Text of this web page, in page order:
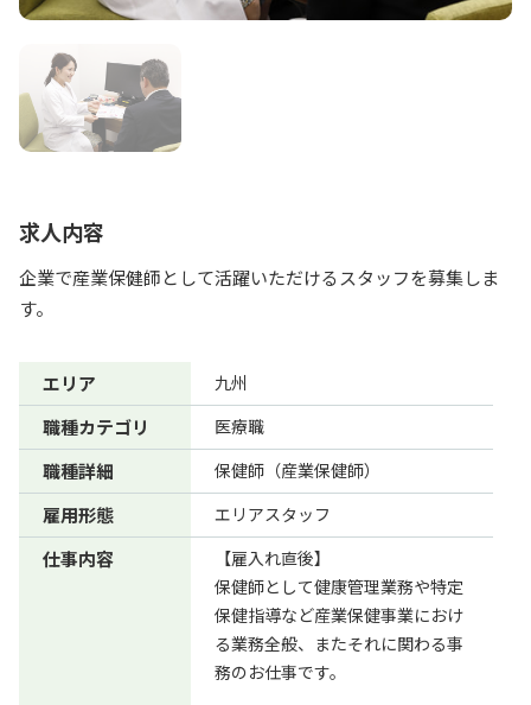
求人内容
企業で産業保健師として活躍いただけるスタッフを募集しま
す。
エリア 九州
職種カテゴリ 医療職
職種詳細 保健師（産業保健師）
雇用形態 エリアスタッフ
仕事内容
【雇入れ直後】
保健師として健康管理業務や特定
保健指導など産業保健事業におけ
る業務全般、またそれに関わる事
務のお仕事です。